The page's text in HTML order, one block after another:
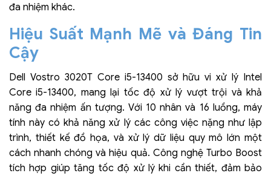
đa nhiệm khác.
Hiệu Suất Mạnh Mẽ và Đáng Tin
Cậy
Dell Vostro 3020T Core i5-13400 sở hữu vi xử lý Intel
Core i5-13400, mang lại tốc độ xử lý vượt trội và khả
năng đa nhiệm ấn tượng. Với 10 nhân và 16 luồng, máy
tính này có khả năng xử lý các công việc nặng như lập
trình, thiết kế đồ họa, và xử lý dữ liệu quy mô lớn một
cách nhanh chóng và hiệu quả. Công nghệ Turbo Boost
tích hợp giúp tăng tốc độ xử lý khi cần thiết, đảm bảo